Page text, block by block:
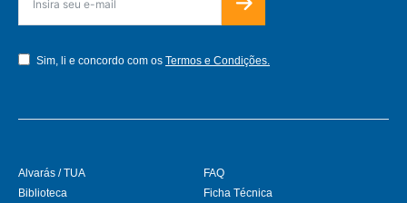
Sim, li e concordo com os Termos e Condições.
Alvarás / TUA
Biblioteca
FAQ
Ficha Técnica